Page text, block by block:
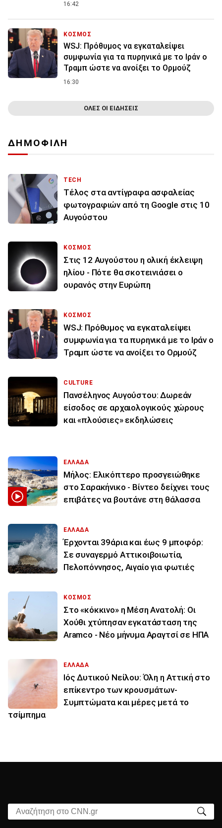
16:42
ΚΟΣΜΟΣ
WSJ: Πρόθυμος να εγκαταλείψει
συμφωνία για τα πυρηνικά με το Ιράν ο
Τραμπ ώστε να ανοίξει το Ορμούζ
16:30
ΟΛΕΣ ΟΙ ΕΙΔΗΣΕΙΣ
ΔΗΜΟΦΙΛΗ
TECH
Τέλος στα αντίγραφα ασφαλείας
φωτογραφιών από τη Google στις 10
Αυγούστου
ΚΟΣΜΟΣ
Στις 12 Αυγούστου η ολική έκλειψη
ηλίου - Πότε θα σκοτεινιάσει ο
ουρανός στην Ευρώπη
ΚΟΣΜΟΣ
WSJ: Πρόθυμος να εγκαταλείψει
συμφωνία για τα πυρηνικά με το Ιράν ο
Τραμπ ώστε να ανοίξει το Ορμούζ
CULTURE
Πανσέληνος Αυγούστου: Δωρεάν
είσοδος σε αρχαιολογικούς χώρους
και «πλούσιες» εκδηλώσεις
ΕΛΛΑΔΑ
Μήλος: Ελικόπτερο προσγειώθηκε
στο Σαρακήνικο - Βίντεο δείχνει τους
επιβάτες να βουτάνε στη θάλασσα
ΕΛΛΑΔΑ
Έρχονται 39άρια και έως 9 μποφόρ:
Σε συναγερμό Αττικοιβοιωτία,
Πελοπόννησος, Αιγαίο για φωτιές
ΚΟΣΜΟΣ
Στο «κόκκινο» η Μέση Ανατολή: Οι
Χούθι χτύπησαν εγκατάσταση της
Aramco - Νέο μήνυμα Αραγτσί σε ΗΠΑ
ΕΛΛΑΔΑ
Ιός Δυτικού Νείλου: Όλη η Αττική στο
επίκεντρο των κρουσμάτων-
Συμπτώματα και μέρες μετά το
τσίμπημα
Αναζήτηση στο CNN.gr